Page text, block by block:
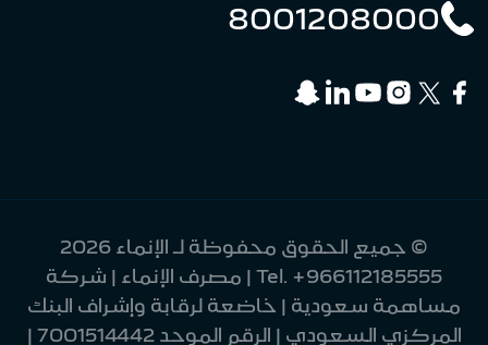
8001208000
© جميع الحقوق محفوظة لـ الإنماء 2026
Tel. +966112185555
| مصرف الإنماء | شركة
مساهمة سعودية | خاضعة لرقابة وإشراف البنك
المركزي السعودي | الرقم الموحد 7001514442 |